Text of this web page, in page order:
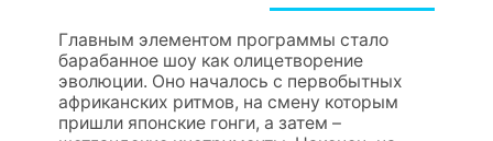
Главным элементом программы стало
барабанное шоу как олицетворение
эволюции. Оно началось с первобытных
африканских ритмов, на смену которым
пришли японские гонги, а затем –